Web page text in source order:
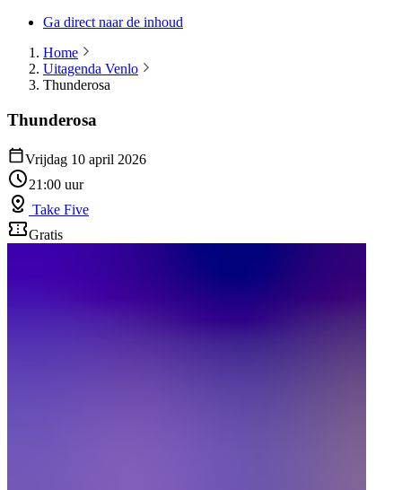
Ga direct naar de inhoud
Home
Uitagenda Venlo
Thunderosa
Thunderosa
Vrijdag 10 april 2026
21:00 uur
Take Five
Gratis